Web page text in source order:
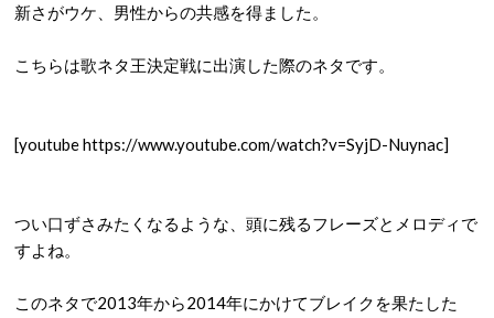
新さがウケ、男性からの共感を得ました。
こちらは歌ネタ王決定戦に出演した際のネタです。
[youtube https://www.youtube.com/watch?v=SyjD-Nuynac]
つい口ずさみたくなるような、頭に残るフレーズとメ ロディで
すよね。
このネタで2013年から2014年にかけてブレイクを果たした